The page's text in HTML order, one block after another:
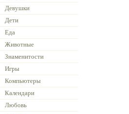
Девушки
Дети
Еда
Животные
Знаменитости
Игры
Компьютеры
Календари
Любовь